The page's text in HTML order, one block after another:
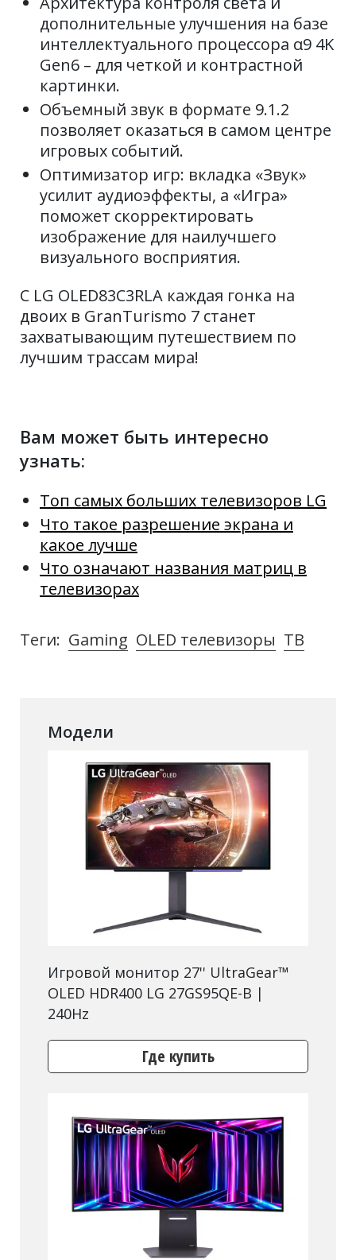
дополнительные улучшения на базе
интеллектуального процессора α9 4K
Gen6 – для четкой и контрастной
картинки.
Объемный звук в формате 9.1.2
позволяет оказаться в самом центре
игровых событий.
Оптимизатор игр: вкладка «Звук»
усилит аудиоэффекты, а «Игра»
поможет скорректировать
изображение для наилучшего
визуального восприятия.
С LG OLED83C3RLA каждая гонка на
двоих в GranTurismo 7 станет
захватывающим путешествием по
лучшим трассам мира!
Вам может быть интересно
узнать:
Топ самых больших телевизоров LG
Что такое разрешение экрана и
какое лучше
Что означают названия матриц в
телевизорах
Теги: Gaming OLED телевизоры ТВ
Модели
Игровой монитор 27'' UltraGear™
OLED HDR400 LG 27GS95QE-B |
240Hz
Где купить